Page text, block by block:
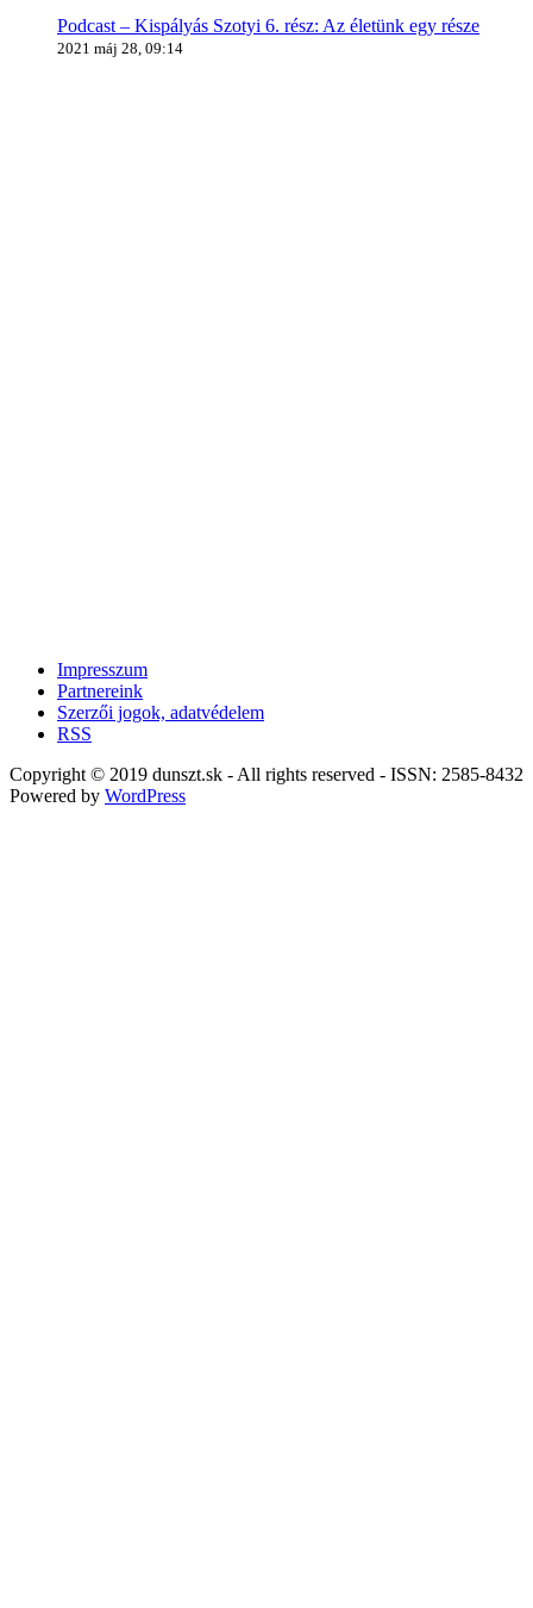
Podcast – Kispályás Szotyi 6. rész: Az életünk egy része
2021 máj 28, 09:14
Impresszum
Partnereink
Szerzői jogok, adatvédelem
RSS
Copyright © 2019 dunszt.sk - All rights reserved - ISSN: 2585-8432
Powered by WordPress